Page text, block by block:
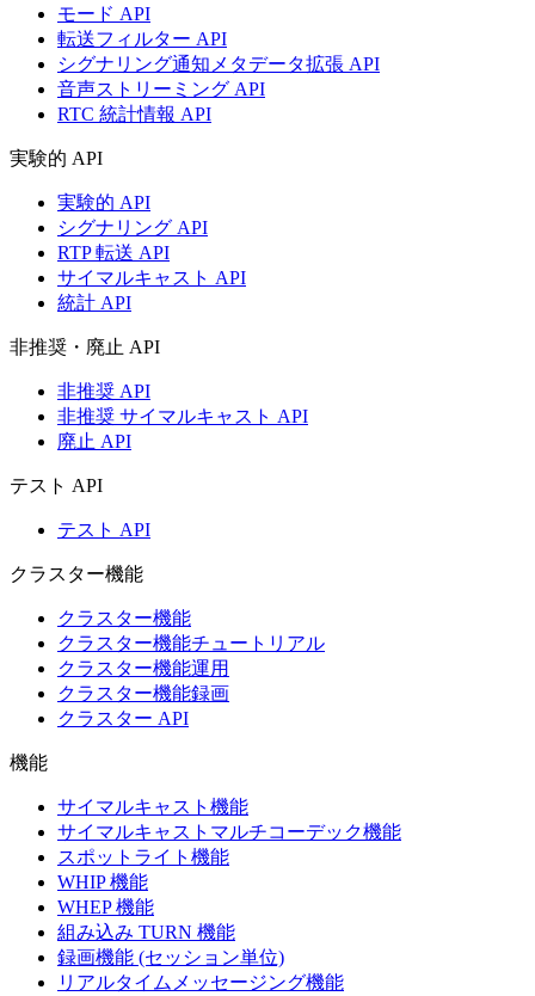
モード API
転送フィルター API
シグナリング通知メタデータ拡張 API
音声ストリーミング API
RTC 統計情報 API
実験的 API
実験的 API
シグナリング API
RTP 転送 API
サイマルキャスト API
統計 API
非推奨・廃止 API
非推奨 API
非推奨 サイマルキャスト API
廃止 API
テスト API
テスト API
クラスター機能
クラスター機能
クラスター機能チュートリアル
クラスター機能運用
クラスター機能録画
クラスター API
機能
サイマルキャスト機能
サイマルキャストマルチコーデック機能
スポットライト機能
WHIP 機能
WHEP 機能
組み込み TURN 機能
録画機能 (セッション単位)
リアルタイムメッセージング機能